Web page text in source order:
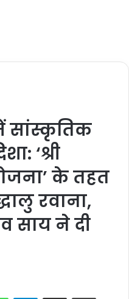
सांस्कृतिक
‘श्री
के तहत
रवाना,
साय ने दी